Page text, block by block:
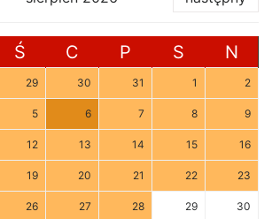
Ś C P S N
29 30 31 1 2
5 6 7 8 9
12 13 14 15 16
19 20 21 22 23
26 27 28 29 30